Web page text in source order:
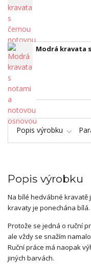
Modrá kravata
Popis výrobku
Popis výrobku
Na bílé hedvábné
kravaty je ponechána bílá.
Protože se jedná o ruční
ale vždy se snažím
Ruční práce má naopak
jiných barvách.